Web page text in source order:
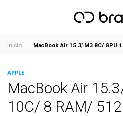
Inicio MacBook Air 15.3/ M3 8C/ GPU
APPLE
MacBook Air
10C/ 8 RAM/